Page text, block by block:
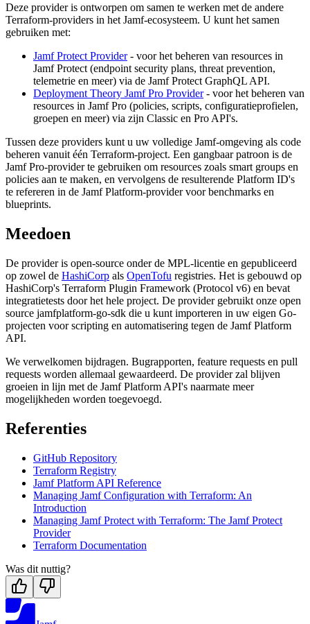
Deze provider is ontworpen om samen te werken met de andere
Terraform-providers in het Jamf-ecosysteem. U kunt het samen
gebruiken met:
Jamf Protect Provider- voor het beheren van resources in
Jamf Protect (endpoint security plans, threat prevention,
telemetrie en meer) via de Jamf Protect GraphQL API.
Deployment Theory Jamf Pro Provider- voor het beheren van
resources in Jamf Pro (policies, scripts, configuratieprofielen,
groepen en meer) via zijn Classic en Pro API's.
Tussen deze providers kunt u uw volledige Jamf-omgeving als code
beheren vanuit één Terraform-project. Een gangbaar patroon is de
Jamf Pro-provider te gebruiken om resources zoals smart groups en
policies aan te maken, en vervolgens de resulterende Platform ID's
te refereren in de Jamf Platform-provider voor benchmarks en
blueprints.
Meedoen
De provider is open-source onder de MPL-licentie en gepubliceerd
op zowel de HashiCorp als OpenTofu registries. Het is gebouwd op
HashiCorp's Terraform Plugin Framework (Protocol v6) en bevat
integratietests door het hele project. De provider gebruikt onze open
source jamfplatform-go-sdk die u kunt importeren in uw eigen Go-
projecten voor scripting en automatisering tegen de Jamf Platform
API.
We verwelkomen bijdragen. Bugrapporten, feature requests en pull
requests worden allemaal gewaardeerd. De provider zal blijven
groeien in lijn met de Jamf Platform API's naarmate meer
mogelijkheden worden toegevoegd.
Referenties
GitHub Repository
Terraform Registry
Jamf Platform API Reference
Managing Jamf Configuration with Terraform: An
Introduction
Managing Jamf Protect with Terraform: The Jamf Protect
Provider
Terraform Documentation
Was dit nuttig?